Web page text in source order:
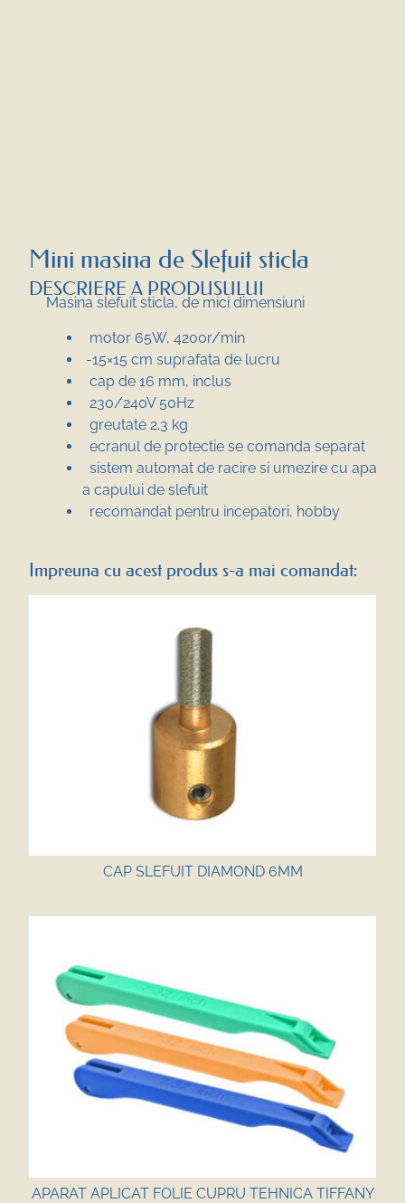
Mini masina de Slefuit sticla
DESCRIERE A PRODUSULUI
Masina slefuit sticla, de mici dimensiuni
motor 65W, 4200r/min
-15×15 cm suprafata de lucru
cap de 16 mm, inclus
230/240V 50Hz
greutate 2.3 kg
ecranul de protectie se comanda separat
sistem automat de racire si umezire cu apa
a capului de slefuit
recomandat pentru incepatori, hobby
Impreuna cu acest produs s-a mai comandat:
CAP SLEFUIT DIAMOND 6MM
APARAT APLICAT FOLIE CUPRU TEHNICA TIFFANY